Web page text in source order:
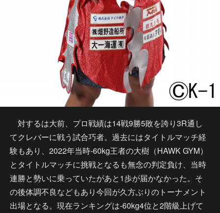
対するは大前、プロ戦績は14戦9勝5敗を誇り3R通し
てクレバーに戦う試合巧者。過去にはタイトルマッチ経
験もあり、2022年当時-60kg王者の大樹（HAWK GYM）
とタイトルマッチに挑戦となるも無念の判定負け、当時
連勝と勢いに乗っていたがあと1歩が届かなかった。そ
の後体調不良などもあり今回が久方ぶりのトーナメント
出場となる。現在ランキングは-60kg4位と2階級上げて